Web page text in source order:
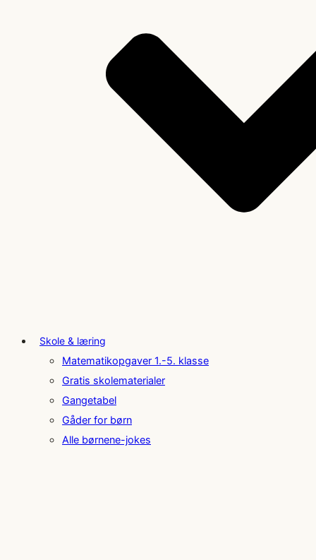
Skole & læring
Matematikopgaver 1.-5. klasse
Gratis skolematerialer
Gangetabel
Gåder for børn
Alle børnene-jokes